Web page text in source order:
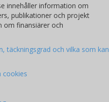
innehåller information om
publikationer och projekt
om finansiärer och
täckningsgrad och vilka som kan
cookies